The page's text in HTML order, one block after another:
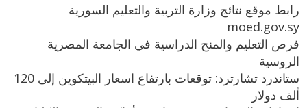
رابط موقع نتائج وزارة التربية والتعليم السورية
moed.gov.sy
فرص التعليم والمنح الدراسية في الجامعة المصرية
الروسية
ستاندرد تشارترد: توقعات بارتفاع اسعار البيتكوين إلى 120
ألف دولار